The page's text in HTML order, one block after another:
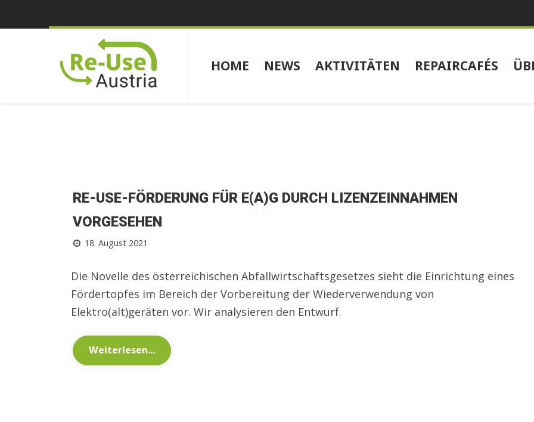
HOME NEWS AKTIVITÄTEN REPAIRCAFÉS
RE-USE-FÖRDERUNG FÜR E(A)G DURCH LIZENZEINNAHMEN
VORGESEHEN
18. August 2021
Die Novelle des österreichischen Abfallwirtschaftsgesetzes sieht die Einrichtung eines
Fördertopfes im Bereich der Vorbereitung der Wiederverwendung von
Elektro(alt)geräten vor. Wir analysieren den Entwurf.
Weiterlesen...